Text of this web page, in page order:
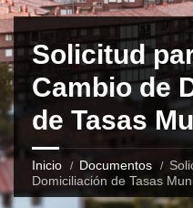
Solicitud
Cambio de
de Tasas
Inicio Documentos
Domiciliación de Tasas